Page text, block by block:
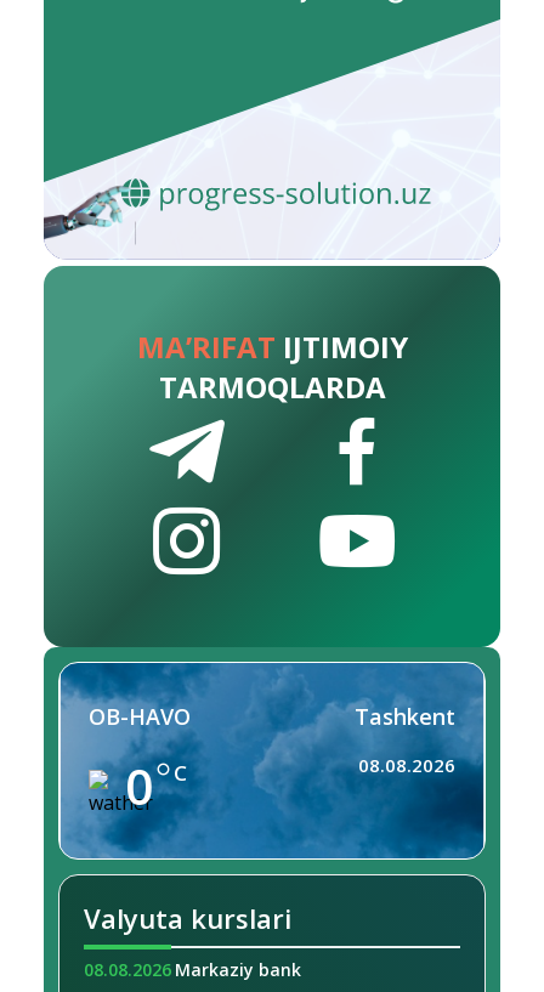
MA’RIFAT IJTIMOIY
TARMOQLARDA
OB-HAVO
0 C
Tashkent
08.08.2026
Valyuta kurslari
08.08.2026 Markaziy bank